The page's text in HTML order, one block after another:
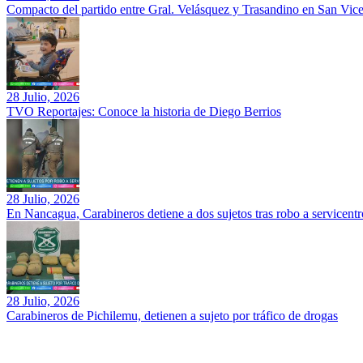
Compacto del partido entre Gral. Velásquez y Trasandino en San
28 Julio, 2026
TVO Reportajes: Conoce la historia de Diego Berrios
28 Julio, 2026
En Nancagua, Carabineros detiene a dos sujetos tras robo a
28 Julio, 2026
Carabineros de Pichilemu, detienen a sujeto por tráfico de drogas